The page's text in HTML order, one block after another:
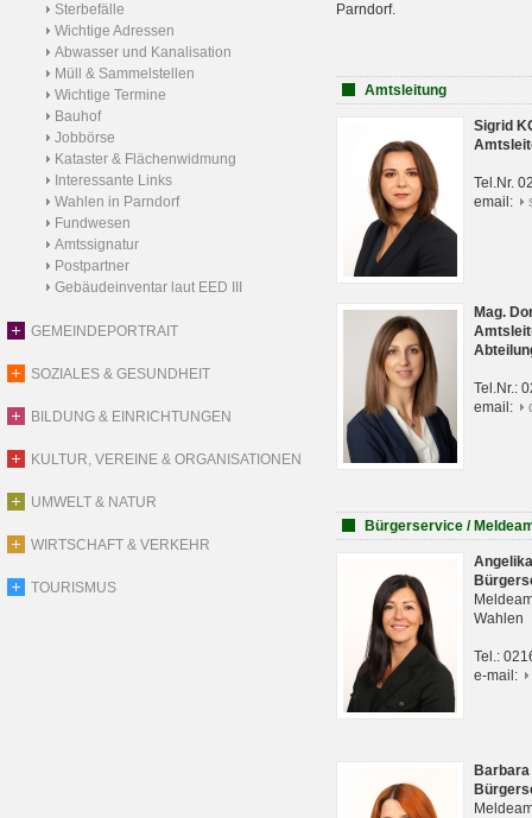
Sterbefälle
Wichtige Adressen
Abwasser und Kanalisation
Müll & Sammelstellen
Wichtige Termine
Bauhof
Jobbörse
Kataster & Flächenwidmung
Interessante Links
Wahlen in Parndorf
Fundwesen
Amtssignatur
Postpartner
Gebäudeinventar laut EED III
GEMEINDEPORTRAIT
SOZIALES & GESUNDHEIT
BILDUNG & EINRICHTUNGEN
KULTUR, VEREINE & ORGANISATIONEN
UMWELT & NATUR
WIRTSCHAFT & VERKEHR
TOURISMUS
Parndorf.
Amtsleitung
Sigrid
Tel.Nr.
email:
Mag.
Tel.Nr.:
email:
Bürgerservice /
Wahlen
Tel.:
e-mail: